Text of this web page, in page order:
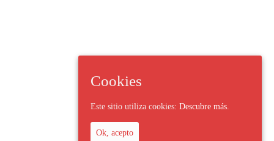
Cookies
Este sitio utiliza cookies: Descubre más.
Ok, acepto